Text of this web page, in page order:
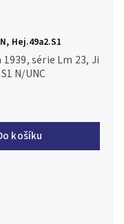
Hej.49a2.S1
košíku
série Lm 23, Ji
N/UNC